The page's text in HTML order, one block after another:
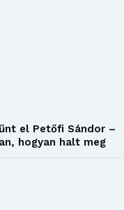
el Petőfi Sándor –
hogyan halt meg